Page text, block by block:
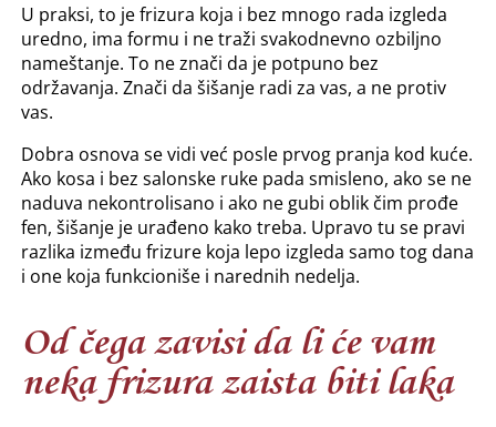
U praksi, to je frizura koja i bez mnogo rada izgleda
uredno, ima formu i ne traži svakodnevno ozbiljno
nameštanje. To ne znači da je potpuno bez
održavanja. Znači da šišanje radi za vas, a ne protiv
vas.
Dobra osnova se vidi već posle prvog pranja kod kuće.
Ako kosa i bez salonske ruke pada smisleno, ako se ne
naduva nekontrolisano i ako ne gubi oblik čim prođe
fen, šišanje je urađeno kako treba. Upravo tu se pravi
razlika između frizure koja lepo izgleda samo tog dana
i one koja funkcioniše i narednih nedelja.
Od čega zavisi da li će vam
neka frizura zaista biti laka